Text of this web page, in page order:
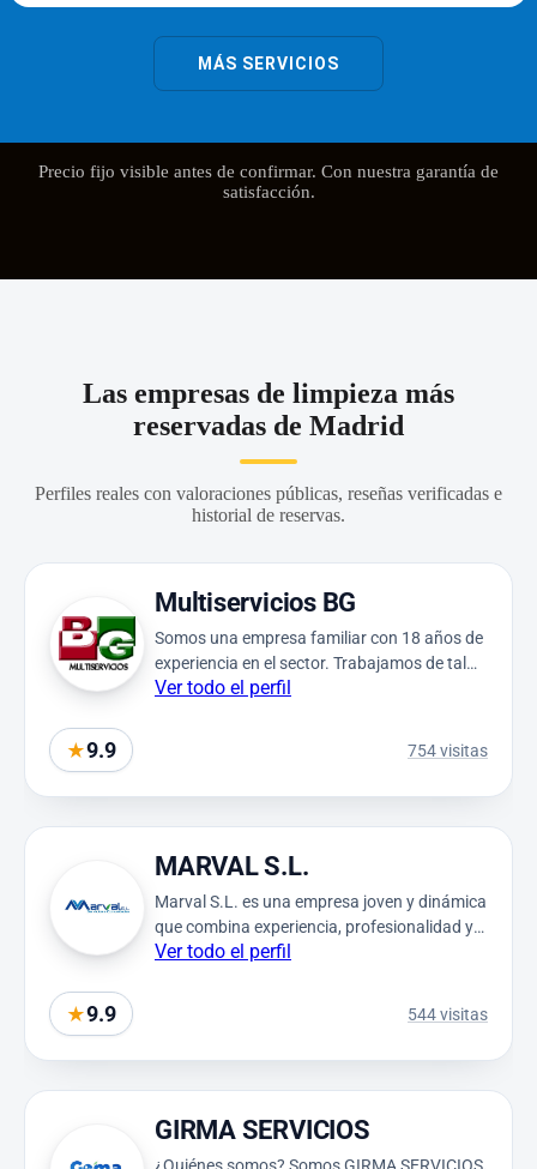
Precio fijo visible antes de confirmar. Con nuestra garantía de
satisfacción.
Las empresas de limpieza más
reservadas de Madrid
Perfiles reales con valoraciones públicas, reseñas verificadas e
historial de reservas.